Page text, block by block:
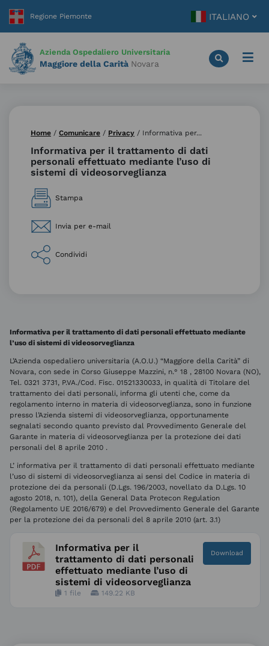
contenuto
ITALIANO
Azienda Ospedaliero Universitaria
Maggiore della Carità Novara
Home / Comunicare / Privacy / Informativa per...
Informativa per il trattamento di dati
personali effettuato mediante l’uso di
sistemi di videosorveglianza
Stampa
Invia per e-mail
Condividi
Informativa per il trattamento di dati personali effettuato mediante
l’uso di sistemi di videosorveglianza
L’Azienda ospedaliero universitaria (A.O.U.) “Maggiore della Carità” di
Novara, con sede in Corso Giuseppe Mazzini, n.° 18 , 28100 Novara (NO),
Tel. 0321 3731, P.VA./Cod. Fisc. 01521330033, in qualità di Titolare del
trattamento dei dati personali, informa gli utenti che, come da
regolamento interno in materia di videosorveglianza, sono in funzione
presso l’Azienda sistemi di videosorveglianza, opportunamente
segnalati secondo quanto previsto dal Provvedimento Generale del
Garante in materia di videosorveglianza per la protezione dei dati
personali del 8 aprile 2010 .
L’ informativa per il trattamento di dati personali effettuato mediante
l’uso di sistemi di videosorveglianza ai sensi del Codice in materia di
protezione dei da personali (D.Lgs. 196/2003, novellato da D.Lgs. 10
agosto 2018, n. 101), della General Data Protecon Regulation
(Regolamento UE 2016/679) e del Provvedimento Generale del Garante
per la protezione dei da personali del 8 aprile 2010 (art. 3.1)
Informativa per il
trattamento di dati personali
effettuato mediante l’uso di
sistemi di videosorveglianza
1 file 149.22 KB
Download